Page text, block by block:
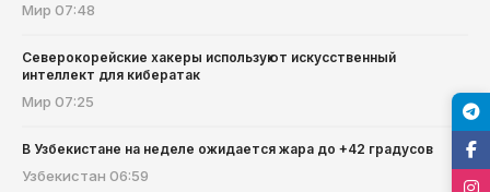
Мир 07:48
Северокорейские хакеры используют искусственный
интеллект для кибератак
Мир 07:25
В Узбекистане на неделе ожидается жара до +42 градусов
Узбекистан 06:59